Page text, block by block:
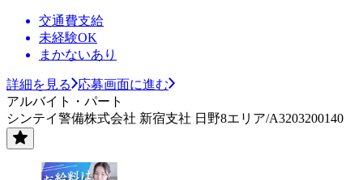
交通費支給
未経験OK
まかないあり
詳細を見る
応募画面に進む
アルバイト・パート
シンテイ警備株式会社 新宿支社 日野8エリア/A3203200140